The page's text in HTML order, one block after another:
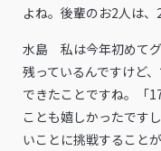
よね。後輩のお2人は
水島 私は今年初めて
残っているんですけど
できたことですね。「
ことも嬉しかったです
いことに挑戦すること